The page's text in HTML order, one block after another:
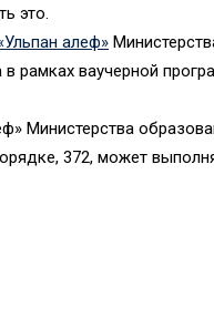
это.
алеф»
рамках ваучерной
Министерства
372, может